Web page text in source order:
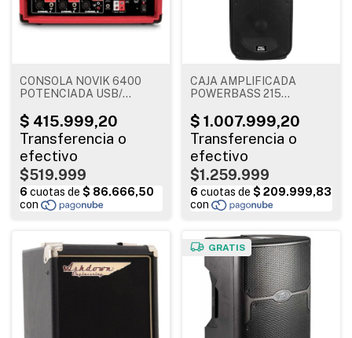
CONSOLA NOVIK 6400
POTENCIADA USB/
$519.999
CAJA AMPLIFICADA
POWERBASS 215
$1.259.999
GRATIS